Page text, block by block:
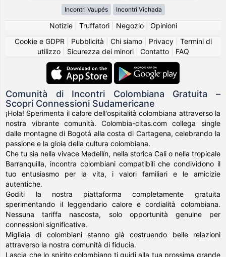
Incontri Vaupés Incontri Vichada
Notizie| Truffatori| Negozio| Opinioni
Cookie e GDPR
Pubblicità Chi siamo| Privacy| Termini di
utilizzo| Sicurezza dei minori| Contatto| FAQ
Comunità di Incontri Colombiana Gratuita –
Scopri Connessioni Sudamericane
¡Hola! Sperimenta il calore dell'ospitalità colombiana attraverso la
nostra vibrante comunità. Colombia-citas.com collega single
dalle montagne di Bogotá alla costa di Cartagena, celebrando la
passione e la gioia della cultura colombiana.
Che tu sia nella vivace Medellín, nella storica Cali o nella tropicale
Barranquilla, incontra colombiani compatibili che condividono il
tuo entusiasmo per la vita, i valori familiari e le amicizie
autentiche.
Goditi la nostra piattaforma completamente gratuita
sperimentando il leggendario calore e cordialità colombiana.
Nessuna tariffa nascosta, solo opportunità genuine per
connessioni significative.
Migliaia di colombiani stanno già costruendo belle relazioni
attraverso la nostra comunità di fiducia.
Lascia che lo spirito colombiano ti guidi alla tua prossima grande